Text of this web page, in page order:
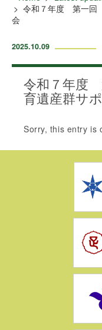
令和７年度 第一回
会
2025.10.09
令和７年度
育遺産群サ
Sorry, this entry is